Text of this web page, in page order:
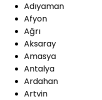
Adıyaman
Afyon
Ağrı
Aksaray
Amasya
Antalya
Ardahan
Artvin